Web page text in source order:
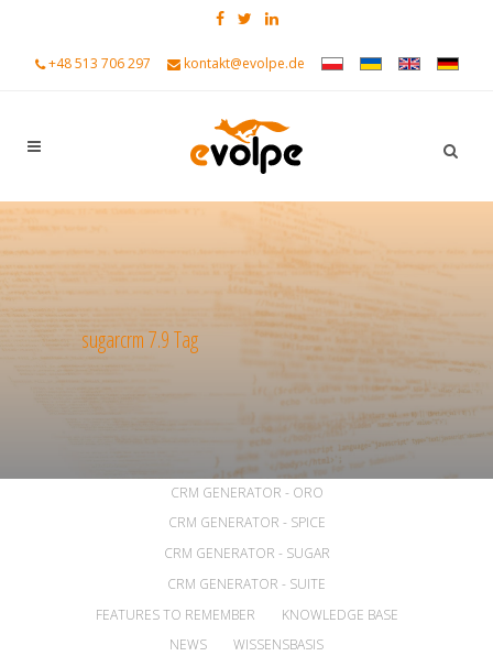
+48 513 706 297 kontakt@evolpe.de
sugarcrm 7.9 Tag
ANKÜNDIGUNGEN
CRM GENERATOR - ORO
CRM GENERATOR - SPICE
CRM GENERATOR - SUGAR
CRM GENERATOR - SUITE
FEATURES TO REMEMBER
KNOWLEDGE BASE
NEWS
WISSENSBASIS